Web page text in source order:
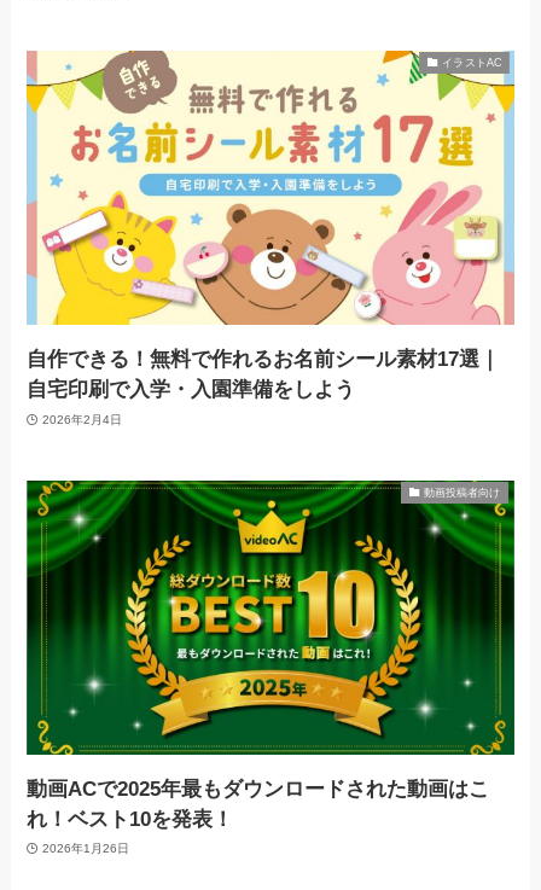
イラストAC
自作できる！無料で作れるお名前シール素材17選｜
自宅印刷で入学・入園準備をしよう
2026年2月4日
動画投稿者向け
動画ACで2025年最もダウンロードされた動画はこ
れ！ベスト10を発表！
2026年1月26日